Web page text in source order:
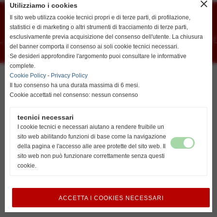
Union Vis ssdrl
E-mail vislendinara@gmail.com
Segreteria Lendinara Viale della Pace
Lovisari Nicolas 3492807291 - Orlando Alberto 3488502172
Realizzazione siti web www.sitoper.it
resta su italiano
go to english
http://www.unionvislendinara.it
close
Utilizziamo i cookies
Il sito web utilizza cookie tecnici propri e di terze parti, di profilazione,
statistici e di marketing o altri strumenti di tracciamento di terze parti,
esclusivamente previa acquisizione del consenso dell'utente. La chiusura
del banner comporta il consenso ai soli cookie tecnici necessari.
Se desideri approfondire l'argomento puoi consultare le informative
complete.
Cookie Policy - Privacy Policy
Il tuo consenso ha una durata massima di 6 mesi.
Cookie accettati nel consenso: nessun consenso
tecnici necessari
I cookie tecnici e necessari aiutano a rendere fruibile un
sito web abilitando funzioni di base come la navigazione
della pagina e l'accesso alle aree protette del sito web. Il
sito web non può funzionare correttamente senza questi
cookie.
ACCETTA I COOKIES NECESSARI